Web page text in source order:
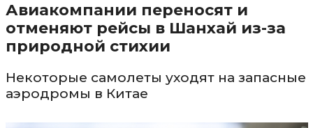
Авиакомпании переносят и
отменяют рейсы в Шанхай из-за
природной стихии
Некоторые самолеты уходят на запасные
аэродромы в Китае